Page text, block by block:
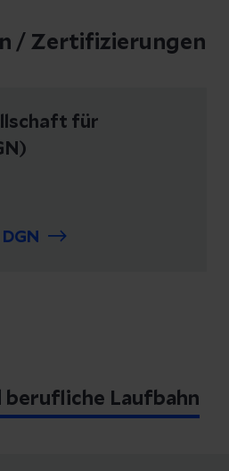
/ Zertifizierungen
für
berufliche Laufbahn